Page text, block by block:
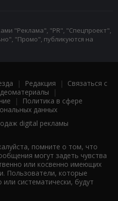
"Реклама", "PR", "Спецпроект",
"Промо", публикуются на
| Редакция | Связаться с
|
|
Политика в сфере
данных
digital рекламы
помните о том, что
могут задеть чувства
или косвенно имеющих
Пользователи, которые
систематически, будут